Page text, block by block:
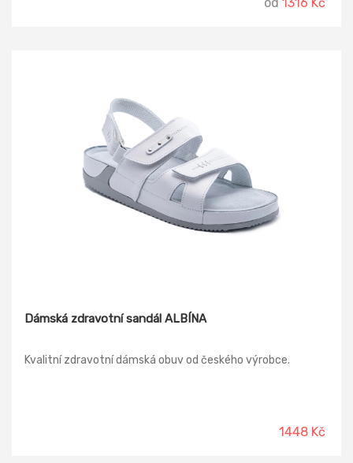
Dámská zdravotní sandál ALBÍNA
Kvalitní zdravotní dámská obuv od českého výrobce.
1448 Kč